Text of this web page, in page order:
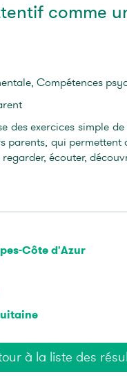
comme
Compétences
des exercices simple
parents, qui
écouter,
Côte d'Azur
à la liste des